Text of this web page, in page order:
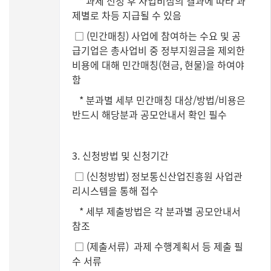
제별로 차등 지급될 수 있음
□ (민간매칭) 사업에 참여하는 수요 및 공
급기업은 총사업비 중 정부지원금을 제외한
비용에 대해 민간매칭(현금, 현물)을 하여야
함
* 분과별 세부 민간매칭 대상/방법/비용은
반드시 해당분과 공모안내서 확인 필수
3. 신청방법 및 신청기간
□ (신청방법) 정보통신산업진흥원 사업관
리시스템을 통해 접수
* 세부 제출방법은 각 분과별 공모안내서
참조
□ (제출서류) 과제 수행계획서 등 제출 필
수 서류